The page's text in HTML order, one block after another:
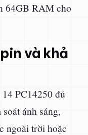
64GB RAM cho
và khả
PC14250 đủ
ánh sáng,
ngoài trời hoặc